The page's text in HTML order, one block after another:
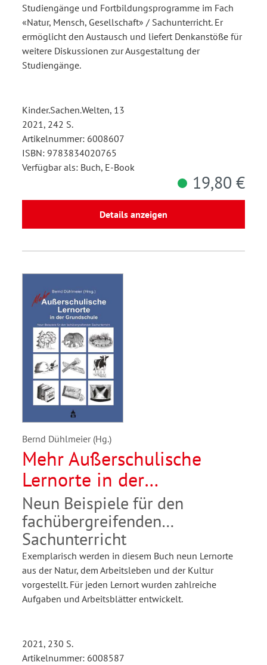
Studiengänge und Fortbildungsprogramme im Fach
«Natur, Mensch, Gesellschaft» / Sachunterricht. Er
ermöglicht den Austausch und liefert Denkanstöße für
weitere Diskussionen zur Ausgestaltung der
Studiengänge.
Kinder.Sachen.Welten, 13
2021, 242 S.
Artikelnummer: 6008607
ISBN: 9783834020765
Verfügbar als: Buch, E-Book
19,80 €
Details anzeigen
Bernd Dühlmeier (Hg.)
Mehr Außerschulische
Lernorte in der
Grundschule
Neun Beispiele für den
fachübergreifenden
Sachunterricht
Exemplarisch werden in diesem Buch neun Lernorte
aus der Natur, dem Arbeitsleben und der Kultur
vorgestellt. Für jeden Lernort wurden zahlreiche
Aufgaben und Arbeitsblätter entwickelt.
2021, 230 S.
Artikelnummer: 6008587